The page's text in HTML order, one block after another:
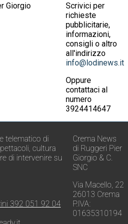
Giorgio
Scrivici per
richieste
pubblicitarie,
informazioni,
consigli o altro
all'indirizzo
info@lodinews.it
Oppure
contattaci al
numero
3924414647
telematico di
cultura
di intervenire su
392 051 92 04
Crema News
di Ruggeri Pier
Giorgio & C.
SNC
Via Macello, 22
26013 Crema
P.IVA:
01635310194